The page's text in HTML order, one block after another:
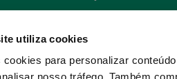
utiliza cookies
cookies para personalizar